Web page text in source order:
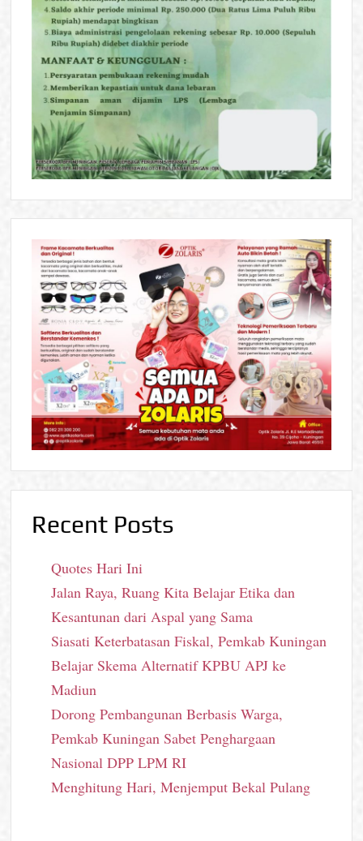
Recent Posts
Quotes Hari Ini
Jalan Raya, Ruang Kita Belajar Etika dan
Kesantunan dari Aspal yang Sama
Siasati Keterbatasan Fiskal, Pemkab Kuningan
Belajar Skema Alternatif KPBU APJ ke
Madiun
Dorong Pembangunan Berbasis Warga,
Pemkab Kuningan Sabet Penghargaan
Nasional DPP LPM RI
Menghitung Hari, Menjemput Bekal Pulang